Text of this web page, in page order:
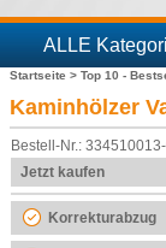
ALLE
Branchen
Startseite > Top 10 -
Kaminhölzer
Bestell-Nr.:
Jetzt kaufen
Korrekturabzug